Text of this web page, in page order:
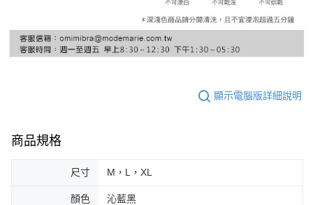
顯示電腦版詳細說明
商品規格
尺寸 M，L，XL
顏色 沁藍黑